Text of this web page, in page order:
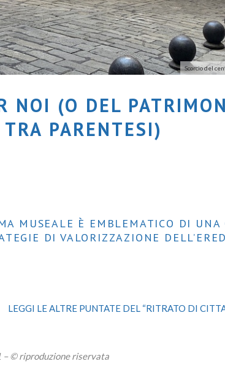
Scorcio del
NOI (O DEL
PARENTESI)
MUSEALE È EMBLEMATICO DI UNA
DI VALORIZZAZIONE
LEGGI LE ALTRE PUNTATE DEL “RITRATO DI
– © riproduzione riservata